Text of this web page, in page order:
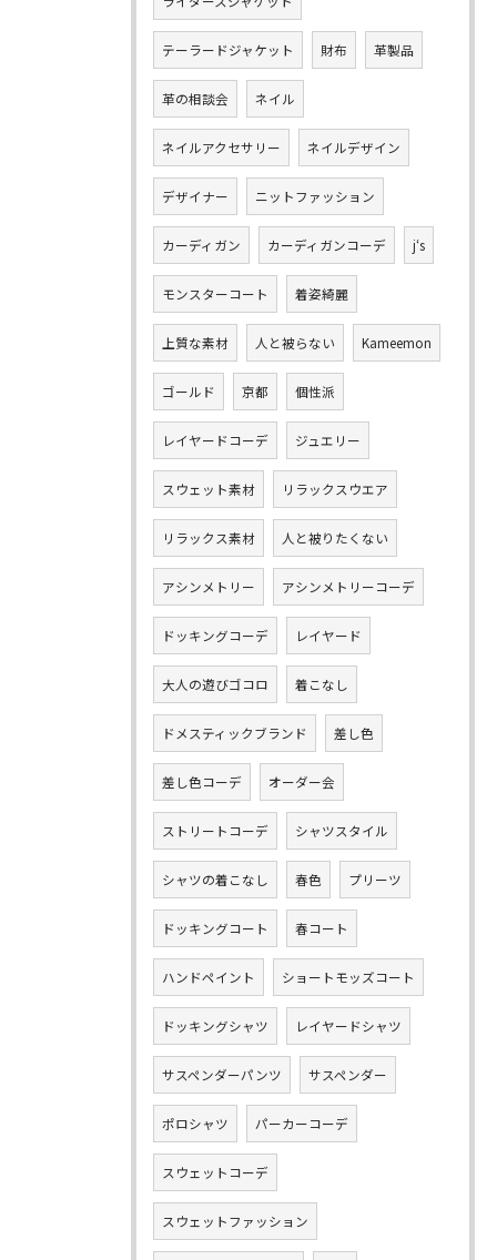
テーラードジャケット 財布 革製品
革の相談会 ネイル
ネイルアクセサリー ネイルデザイン
デザイナー ニットファッション
カーディガン カーディガンコーデ j‘s
モンスターコート 着姿綺麗
上質な素材 人と被らない Kameemon
ゴールド 京都 個性派
レイヤードコーデ ジュエリー
スウェット素材 リラックスウエア
リラックス素材 人と被りたくない
アシンメトリー アシンメトリーコーデ
ドッキングコーデ レイヤード
大人の遊びゴコロ 着こなし
ドメスティックブランド 差し色
差し色コーデ オーダー会
ストリートコーデ シャツスタイル
シャツの着こなし 春色 プリーツ
ドッキングコート 春コート
ハンドペイント ショートモッズコート
ドッキングシャツ レイヤードシャツ
サスペンダーパンツ サスペンダー
ポロシャツ パーカーコーデ
スウェットコーデ
スウェットファッション